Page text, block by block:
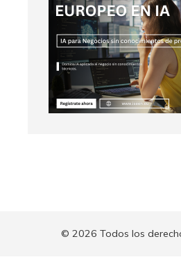
© 2026 Todos los